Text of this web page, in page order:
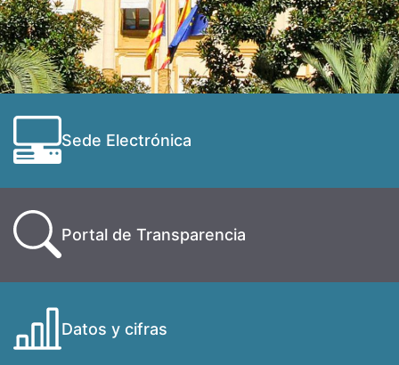
Sede Electrónica
Portal de Transparencia
Datos y cifras